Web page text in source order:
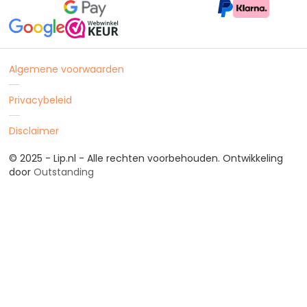
Algemene voorwaarden
Privacybeleid
Disclaimer
© 2025 - Lip.nl - Alle rechten voorbehouden. Ontwikkeling
door Outstanding